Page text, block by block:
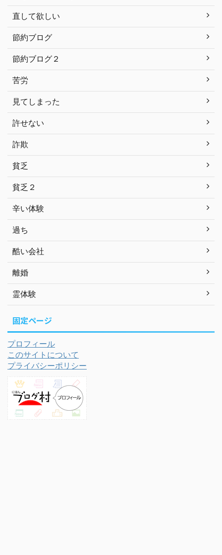
直して欲しい
節約ブログ
節約ブログ２
苦労
見てしまった
許せない
詐欺
貧乏
貧乏２
辛い体験
過ち
酷い会社
離婚
霊体験
固定ページ
プロフィール
このサイトについて
プライバシーポリシー